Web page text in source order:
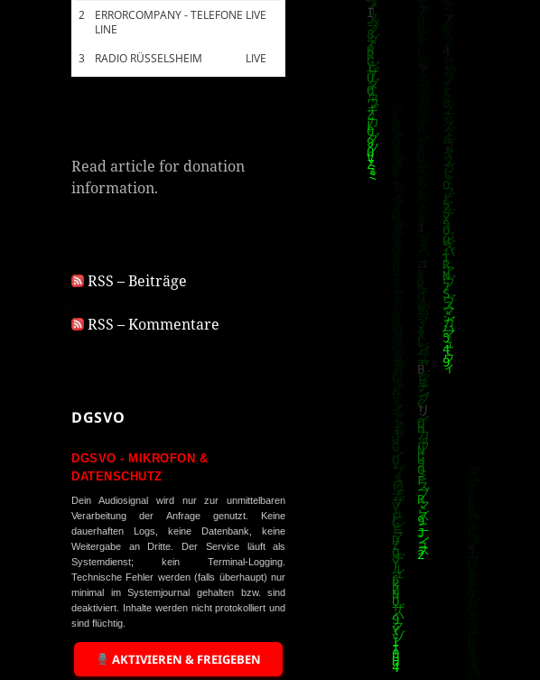
2
LIVE
ERRORCOMPANY - TELEFONE
LINE
3
LIVE
RADIO RÜSSELSHEIM
Read article for donation
information.
RSS – Beiträge
RSS – Kommentare
DGSVO
DGSVO - MIKROFON &
DATENSCHUTZ
Dein Audiosignal wird nur zur unmittelbaren
Verarbeitung der Anfrage genutzt. Keine
dauerhaften Logs, keine Datenbank, keine
Weitergabe an Dritte. Der Service läuft als
Systemdienst; kein Terminal-Logging.
Technische Fehler werden (falls überhaupt) nur
minimal im Systemjournal gehalten bzw. sind
deaktiviert. Inhalte werden nicht protokolliert und
sind flüchtig.
AKTIVIEREN & FREIGEBEN